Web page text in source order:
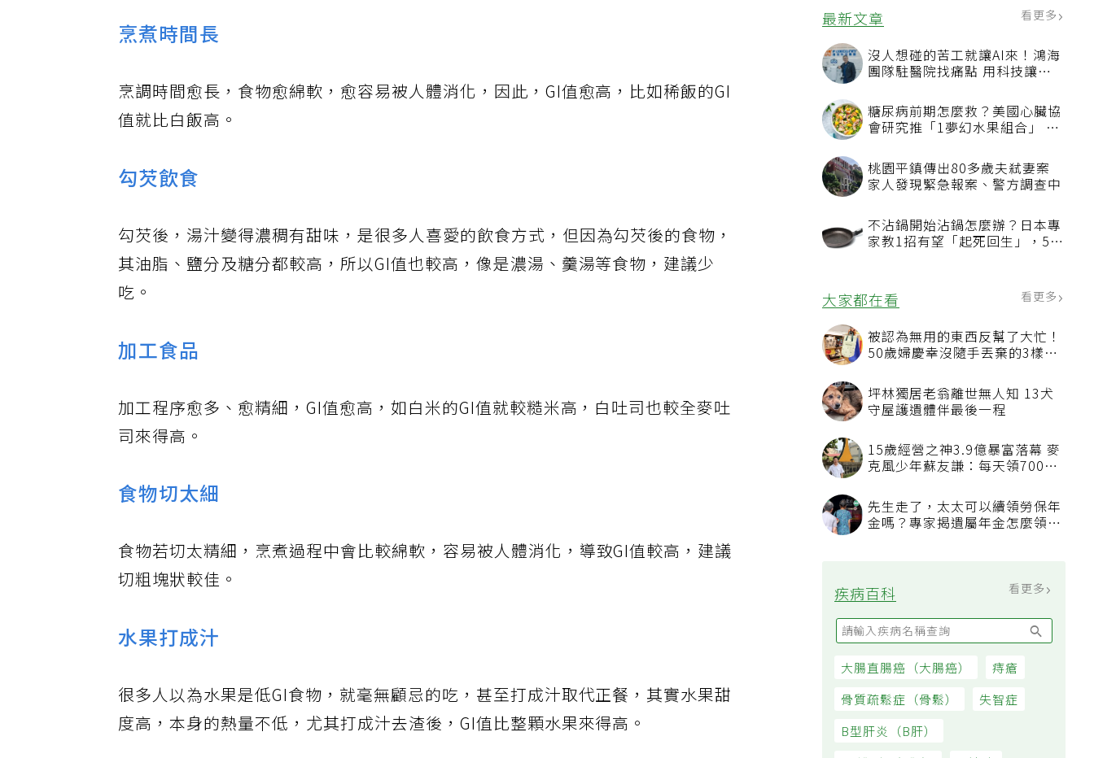
最新文章 看更多
沒人想碰的苦工就讓AI來！鴻海
團隊駐醫院找痛點 用科技讓醫
糖尿病前期怎麼救？美國心臟協
會研究推「1夢幻水果組合」 酪
桃園平鎮傳出80多歲夫弒妻案
家人發現緊急報案、警方調查中
不沾鍋開始沾鍋怎麼辦？日本專
家教1招有望「起死回生」，5情
大家都在看
被認為無用的東西反幫了大忙！
50歲婦慶幸沒隨手丟棄的3樣物
坪林獨居老翁離世無人知 13犬
守屋護遺體伴最後一程
15歲經營之神3.9億暴富落幕 麥
過日子
先生走了，太太可以續領勞保年
疾病百科
烹煮時間長
烹調時間愈長，食物愈綿軟，愈容易被人體消化，因此，GI值愈高，比如稀飯的GI
值就比白飯高。
勾芡飲食
勾芡後，湯汁變得濃稠有甜味，是很多人喜愛的飲食方式，但因為勾芡後的食物，
其油脂、鹽分及糖分都較高，所以GI值也較高，像是濃湯、羹湯等食物，建議少
吃。
加工食品
加工程序愈多、愈精細，GI值愈高，如白米的GI值就較糙米高，白吐司也較全麥吐
司來得高。
食物切太細
食物若切太精細，烹煮過程中會比較綿軟，容易被人體消化，導致GI值較高，建議
切粗塊狀較佳。
水果打成汁
很多人以為水果是低GI食物，就毫無顧忌的吃，甚至打成汁取代正餐，其實水果甜
度高，本身的熱量不低，尤其打成汁去渣後，GI值比整顆水果來得高。